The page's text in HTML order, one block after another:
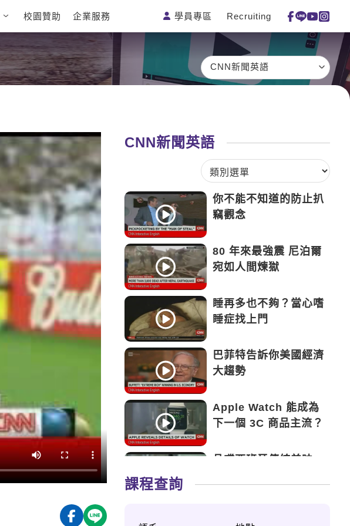
英文聽力養成
旅遊英文
CNN聽力強化
特色課程
主題課程
英語俱樂
Let's Talk
線上真人
日語
韓語
通
一對一家教
企業訓練
英文能力測驗
學員讚出來 活動花絮
校園贊助 企業服務 學員專區 Recruiting
CNN新聞英語
CNN新聞英語
你不能不知道的防止扒
竊觀念
80 年來最強震 尼泊爾
宛如人間煉獄
睡再多也不夠？當心嗜
睡症找上門
巴菲特告訴你美國經濟
大趨勢
Apple Watch 能成為
下一個 3C 商品主流？
品嚐西班牙傳統美味
課程查詢